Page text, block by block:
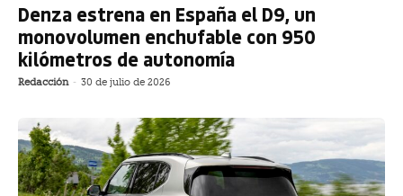
Denza estrena en España el D9, un
monovolumen enchufable con 950
kilómetros de autonomía
Redacción - 30 de julio de 2026